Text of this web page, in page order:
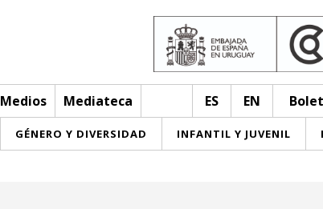
Medios Mediateca ES EN
GÉNERO Y DIVERSIDAD INFANTIL Y JUVENIL